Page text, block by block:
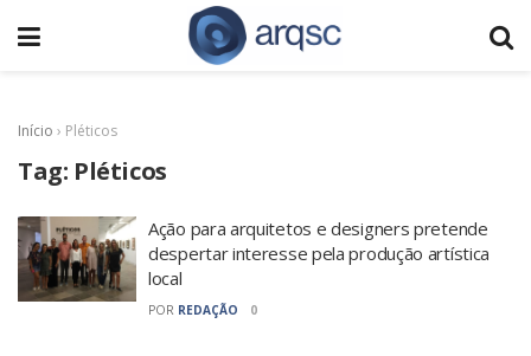
Início › Pléticos
Tag: Pléticos
Ação para arquitetos e designers pretende
despertar interesse pela produção artística
local
POR REDAÇÃO 0